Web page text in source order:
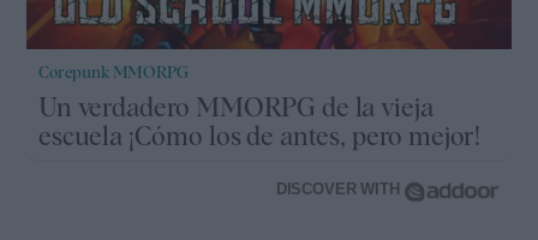
Corepunk MMORPG
Un verdadero MMORPG de la vieja
escuela ¡Cómo los de antes, pero mejor!
DISCOVER WITH